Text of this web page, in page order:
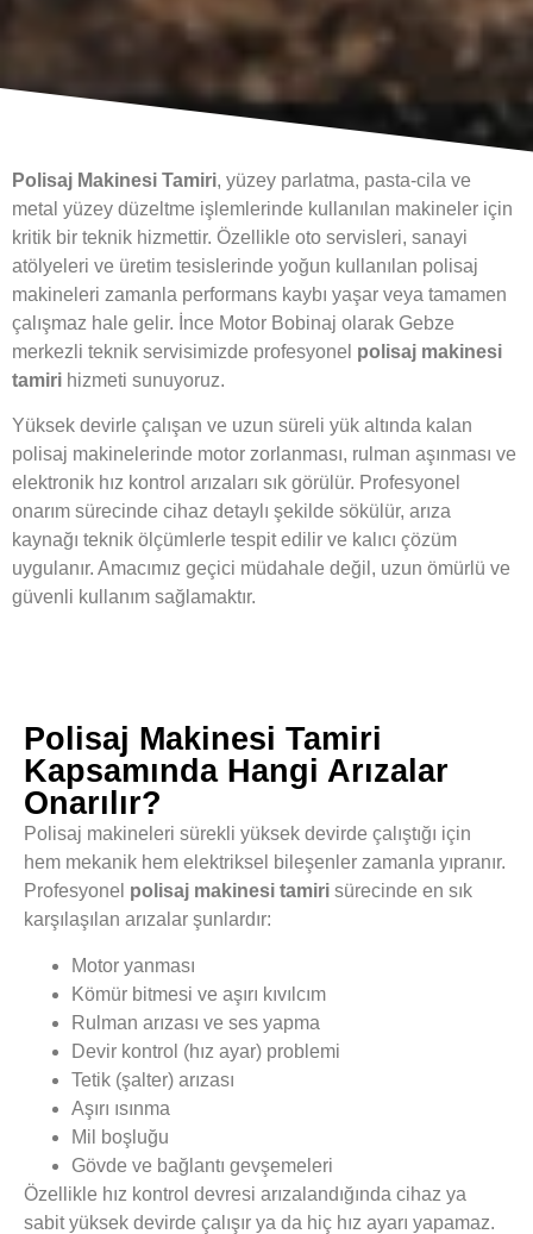
Polisaj Makinesi Tamiri, yüzey parlatma, pasta-cila ve
metal yüzey düzeltme işlemlerinde kullanılan makineler için
kritik bir teknik hizmettir. Özellikle oto servisleri, sanayi
atölyeleri ve üretim tesislerinde yoğun kullanılan polisaj
makineleri zamanla performans kaybı yaşar veya tamamen
çalışmaz hale gelir. İnce Motor Bobinaj olarak Gebze
merkezli teknik servisimizde profesyonel polisaj makinesi
tamiri hizmeti sunuyoruz.
Yüksek devirle çalışan ve uzun süreli yük altında kalan
polisaj makinelerinde motor zorlanması, rulman aşınması ve
elektronik hız kontrol arızaları sık görülür. Profesyonel
onarım sürecinde cihaz detaylı şekilde sökülür, arıza
kaynağı teknik ölçümlerle tespit edilir ve kalıcı çözüm
uygulanır. Amacımız geçici müdahale değil, uzun ömürlü ve
güvenli kullanım sağlamaktır.
Polisaj Makinesi Tamiri
Kapsamında Hangi Arızalar
Onarılır?
Polisaj makineleri sürekli yüksek devirde çalıştığı için
hem mekanik hem elektriksel bileşenler zamanla yıpranır.
Profesyonel polisaj makinesi tamiri sürecinde en sık
karşılaşılan arızalar şunlardır:
Motor yanması
Kömür bitmesi ve aşırı kıvılcım
Rulman arızası ve ses yapma
Devir kontrol (hız ayar) problemi
Tetik (şalter) arızası
Aşırı ısınma
Mil boşluğu
Gövde ve bağlantı gevşemeleri
Özellikle hız kontrol devresi arızalandığında cihaz ya
sabit yüksek devirde çalışır ya da hiç hız ayarı yapamaz.